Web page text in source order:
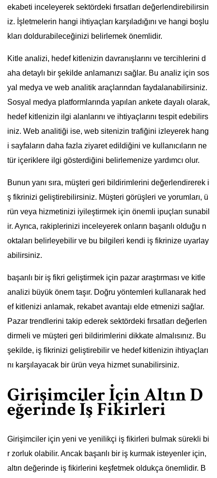
ekabeti inceleyerek sektördeki fırsatları değerlendirebilirsin
iz. İşletmelerin hangi ihtiyaçları karşıladığını ve hangi boşlu
kları doldurabileceğinizi belirlemek önemlidir.
Kitle analizi, hedef kitlenizin davranışlarını ve tercihlerini d
aha detaylı bir şekilde anlamanızı sağlar. Bu analiz için sos
yal medya ve web analitik araçlarından faydalanabilirsiniz.
Sosyal medya platformlarında yapılan ankete dayalı olarak,
hedef kitlenizin ilgi alanlarını ve ihtiyaçlarını tespit edebilirs
iniz. Web analitiği ise, web sitenizin trafiğini izleyerek hang
i sayfaların daha fazla ziyaret edildiğini ve kullanıcıların ne
tür içeriklere ilgi gösterdiğini belirlemenize yardımcı olur.
Bunun yanı sıra, müşteri geri bildirimlerini değerlendirerek i
ş fikrinizi geliştirebilirsiniz. Müşteri görüşleri ve yorumları, ü
rün veya hizmetinizi iyileştirmek için önemli ipuçları sunabil
ir. Ayrıca, rakiplerinizi inceleyerek onların başarılı olduğu n
oktaları belirleyebilir ve bu bilgileri kendi iş fikrinize uyarlay
abilirsiniz.
başarılı bir iş fikri geliştirmek için pazar araştırması ve kitle
analizi büyük önem taşır. Doğru yöntemleri kullanarak hed
ef kitlenizi anlamak, rekabet avantajı elde etmenizi sağlar.
Pazar trendlerini takip ederek sektördeki fırsatları değerlen
dirmeli ve müşteri geri bildirimlerini dikkate almalısınız. Bu
şekilde, iş fikrinizi geliştirebilir ve hedef kitlenizin ihtiyaçları
nı karşılayacak bir ürün veya hizmet sunabilirsiniz.
Girişimciler İçin Altın D
eğerinde İş Fikirleri
Girişimciler için yeni ve yenilikçi iş fikirleri bulmak sürekli bi
r zorluk olabilir. Ancak başarılı bir iş kurmak isteyenler için,
altın değerinde iş fikirlerini keşfetmek oldukça önemlidir. B